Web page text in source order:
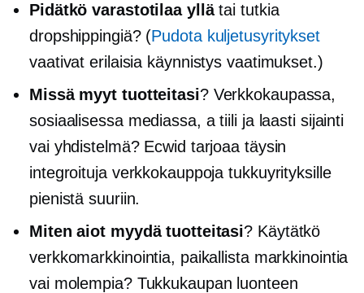
Pidätkö varastotilaa yllätai tutkia
dropshippingiä? (Pudota kuljetusyritykset
vaativat erilaisia käynnistys vaatimukset.)
Missä myyt tuotteitasi? Verkkokaupassa,
sosiaalisessa mediassa, atiili ja laastisijainti
vai yhdistelmä? Ecwid tarjoaa täysin
integroituja verkkokauppoja tukkuyrityksille
pienistä suuriin.
Miten aiot myydä tuotteitasi? Käytätkö
verkkomarkkinointia, paikallista markkinointia
vai molempia? Tukkukaupan luonteen